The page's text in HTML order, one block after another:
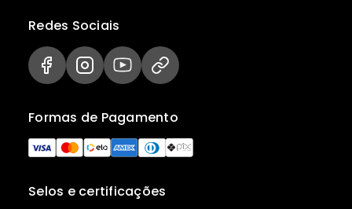
Selos e certificações
Formas de Pagamento
Redes Sociais